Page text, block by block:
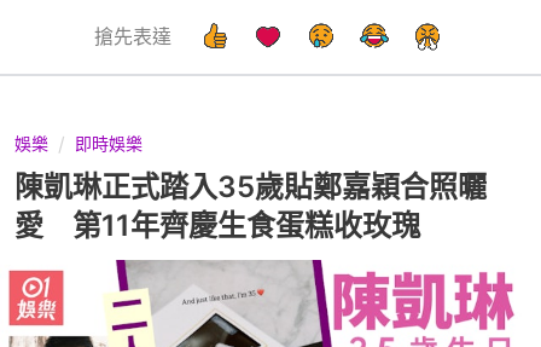
搶先表達
娛樂 即時娛樂
陳凱琳正式踏入35歲貼鄭嘉穎合照曬
愛 第11年齊慶生食蛋糕收玫瑰